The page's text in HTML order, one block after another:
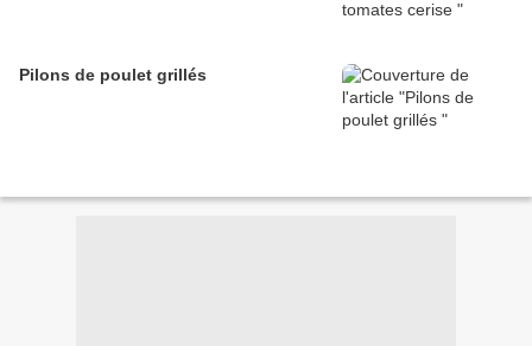
Pilons de poulet grillés